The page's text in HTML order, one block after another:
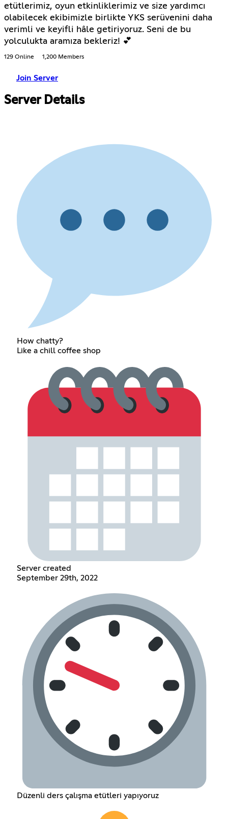
etütlerimiz, oyun etkinliklerimiz ve size yardımcı
olabilecek ekibimizle birlikte YKS serüvenini daha
verimli ve keyifli hâle getiriyoruz. Seni de bu
yolculukta aramıza bekleriz! 💕
129 Online 1,200 Members
Join Server
Server Details
How chatty?
Like a chill coffee shop
Server created
September 29th, 2022
Düzenli ders çalışma etütleri yapıyoruz